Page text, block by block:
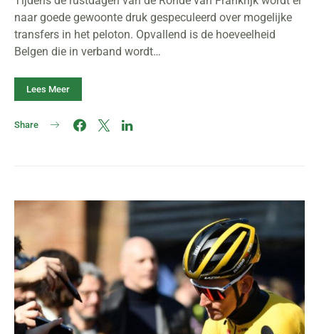
naar goede gewoonte druk gespeculeerd over mogelijke
transfers in het peloton. Opvallend is de hoeveelheid
Belgen die in verband wordt…
Lees Meer
Share